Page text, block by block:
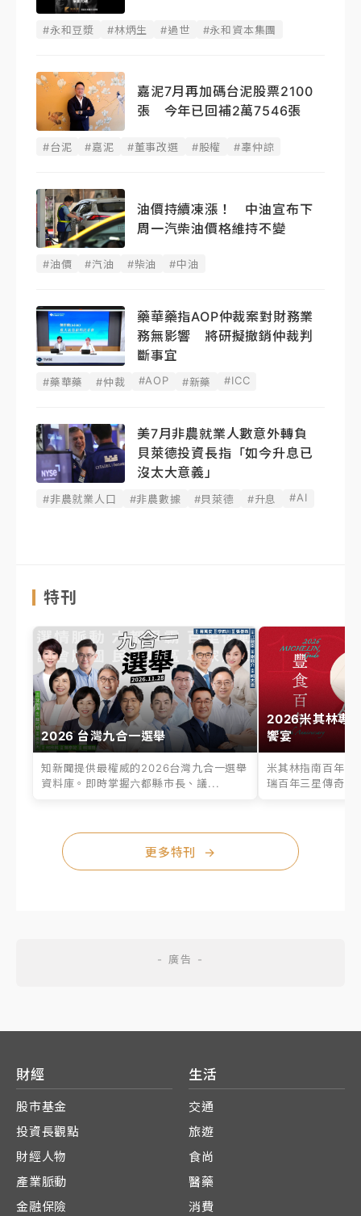
#永和豆漿 #林炳生 #過世 #永和資本集團
嘉泥7月再加碼台泥股票2100
張 今年已回補2萬7546張
#台泥 #嘉泥 #董事改選 #股權 #辜仲諒
油價持續凍漲！ 中油宣布下
周一汽柴油價格維持不變
#油價 #汽油 #柴油 #中油
藥華藥指AOP仲裁案對財務業
務無影響 將研擬撤銷仲裁判
斷事宜
#藥華藥 #仲裁 #AOP #新藥 #ICC
美7月非農就業人數意外轉負
貝萊德投資長指「如今升息已
沒太大意義」
#非農就業人口 #非農數據 #貝萊德 #升息 #AI
特刊
2026 台灣九合一選舉
知新聞提供最權威的2026台灣九合一選舉
資料庫。即時掌握六都縣市長、議...
2026米其林專
饗宴
米其林指南百年之
瑞百年三星傳奇、
更多特刊 →
財經
股市基金
投資長觀點
財經人物
產業脈動
金融保險
生活
交通
旅遊
食尚
醫藥
消費